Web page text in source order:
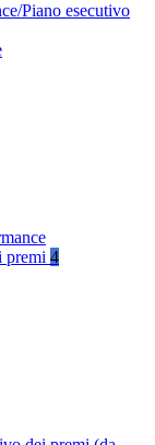
Piano esecutivo
premi 4